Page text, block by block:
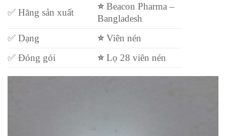
✅ Hãng sản xuất
⭐Beacon Pharma –
Bangladesh
✅ Dạng
⭐Viên nén
✅ Đóng gói
⭐Lọ 28 viên nén